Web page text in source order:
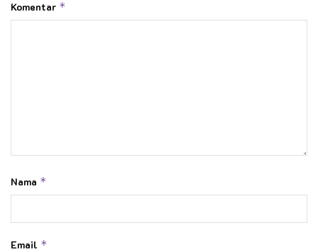
Kata Kunci:
Komentar *
Nama *
Email *